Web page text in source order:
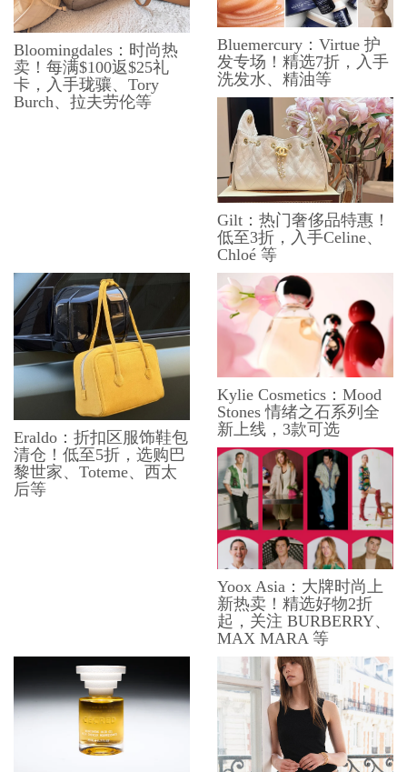
Bloomingdales：时尚热
卖！每满$100返$25礼
卡，入手珑骧、Tory
Burch、拉夫劳伦等
Bluemercury：Virtue 护
发专场！精选7折，入手
洗发水、精油等
Gilt：热门奢侈品特惠！
低至3折，入手Celine、
Chloé 等
Eraldo：折扣区服饰鞋包
清仓！低至5折，选购巴
黎世家、Toteme、西太
后等
Kylie Cosmetics：Mood
Stones 情绪之石系列全
新上线，3款可选
Yoox Asia：大牌时尚上
新热卖！精选好物2折
起，关注 BURBERRY、
MAX MARA 等